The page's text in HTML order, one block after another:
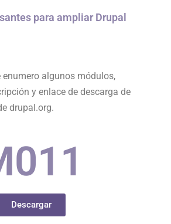
para ampliar Drupal
algunos módulos,
y enlace de descarga de
drupal.org.
11
Descargar